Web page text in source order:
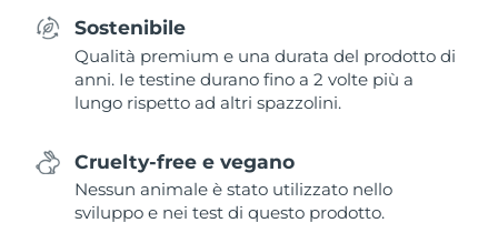
Sostenibile
Qualità premium e una durata del prodotto di
anni. Ie testine durano fino a 2 volte più a
lungo rispetto ad altri spazzolini.
Cruelty-free e vegano
Nessun animale è stato utilizzato nello
sviluppo e nei test di questo prodotto.